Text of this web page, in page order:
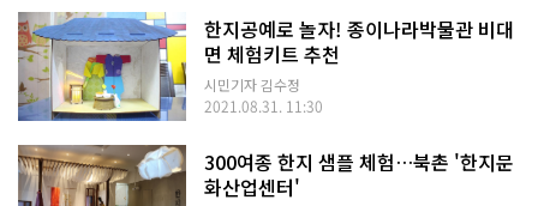
한지공예로 놀자! 종이나라박물관 비대
면 체험키트 추천
시민기자 김수정
2021.08.31. 11:30
300여종 한지 샘플 체험…북촌 '한지문
화산업센터'